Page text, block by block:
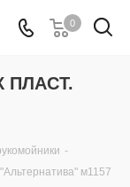
0
ПЛАСТ.
-
м1157